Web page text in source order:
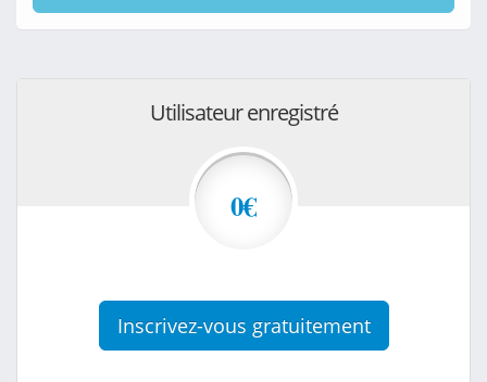
Utilisateur enregistré
0€
Inscrivez-vous gratuitement